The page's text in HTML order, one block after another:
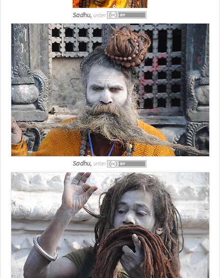
Sadhu, unter
Sadhu, unter